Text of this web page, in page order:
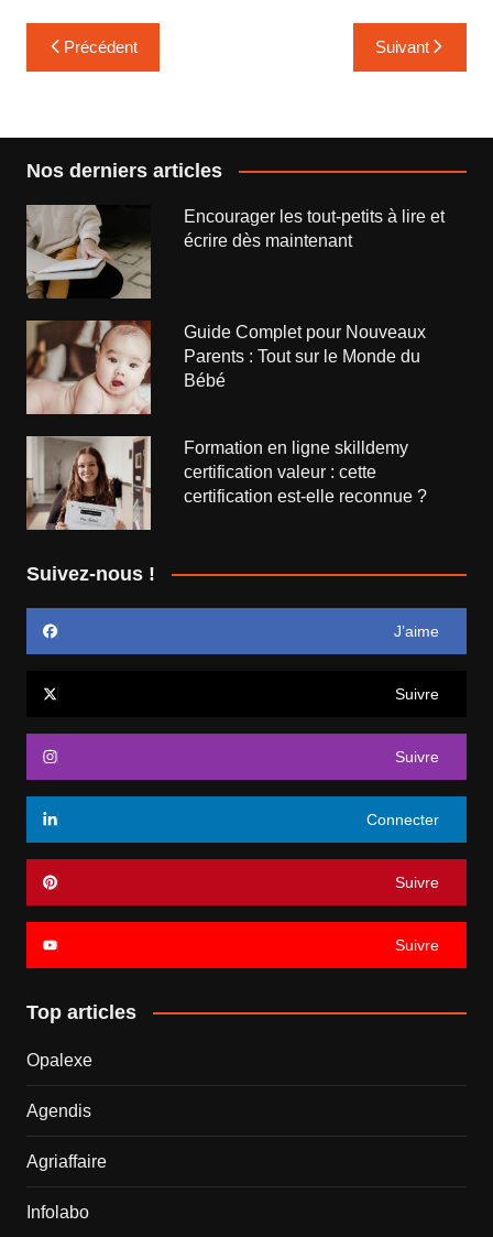
Navigation
de
Précédent Suivant
Nos derniers articles
Encourager les tout-petits à lire et
écrire dès maintenant
Guide Complet pour Nouveaux
Parents : Tout sur le Monde du
Bébé
Formation en ligne skilldemy
certification valeur : cette
certification est-elle reconnue ?
Suivez-nous !
J’aime
Suivre
Suivre
Connecter
Suivre
Suivre
Top articles
Opalexe
Agendis
Agriaffaire
Infolabo